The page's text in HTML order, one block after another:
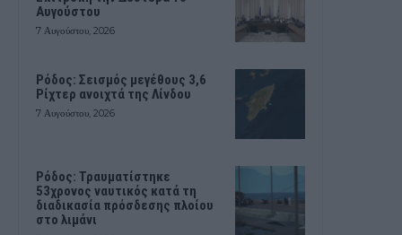
Αυγούστου
7 Αυγούστου, 2026
Ρόδος: Σεισμός μεγέθους 3,6
Ρίχτερ ανοιχτά της Λίνδου
7 Αυγούστου, 2026
Ρόδος: Τραυματίστηκε
53χρονος ναυτικός κατά τη
διαδικασία πρόσδεσης πλοίου
στο λιμάνι